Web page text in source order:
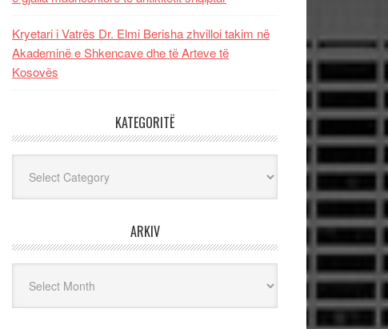
Kryetari i Vatrës Dr. Elmi Berisha zhvilloi takim në
Akademinë e Shkencave dhe të Arteve të
Kosovës
KATEGORITË
ARKIV